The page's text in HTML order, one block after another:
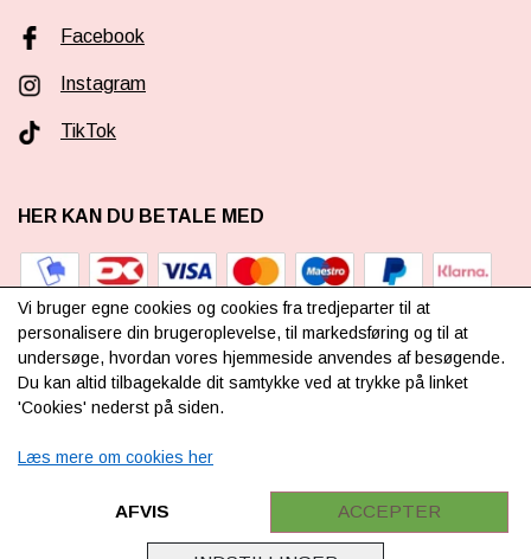
Facebook
Instagram
TikTok
HER KAN DU BETALE MED
TILMELD NYHEDSBREV
TILMELD DIG VORES
Vi bruger egne cookies og cookies fra tredjeparter til at
personalisere din brugeroplevelse, til markedsføring og til at
undersøge, hvordan vores hjemmeside anvendes af besøgende.
Du kan altid tilbagekalde dit samtykke ved at trykke på linket
'Cookies' nederst på siden.
Læs mere om cookies her
AFVIS ACCEPTER